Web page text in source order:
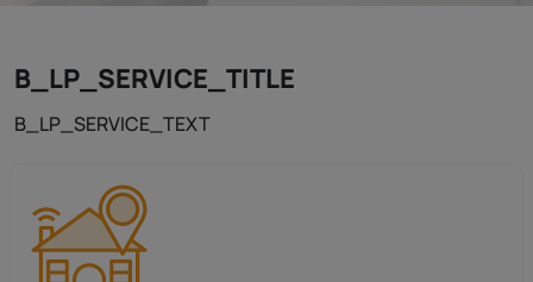
B_LP_SERVICE_TITLE
B_LP_SERVICE_TEXT